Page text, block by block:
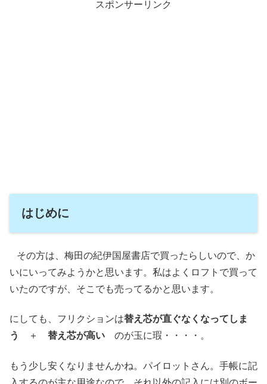
スポンサーリンク
はじめに
その方は、梅田の紀伊国屋書店で買ったらしいので、か
いにいってみようかと思います。私はよくロフトで買って
いたのですが、そこでも売ってるかと思います。
にしても、フリクションは替え芯が直ぐなくなってしま
う
＋ 替え芯が高い のが玉に瑕・・・・。
もう少し安くなりませんかね。パイロットさん。手帳に記